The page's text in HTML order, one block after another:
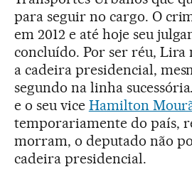
para seguir no cargo. O
em 2012 e até hoje seu
concluído. Por ser réu, Lira
a cadeira presidencial,
segundo na linha
e o seu vice Hamilton
temporariamente do país,
morram, o deputado não
cadeira presidencial.